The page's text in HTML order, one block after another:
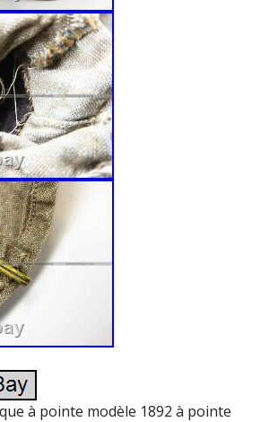
à pointe modèle 1892 à pointe